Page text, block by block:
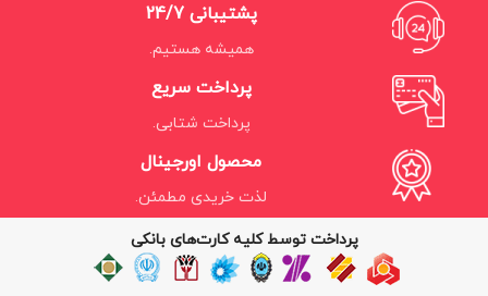
پشتیبانی 24/7
همیشه هستیم.
پرداخت سریع
پرداخت شتابی.
محصول اورجینال
لذت خریدی مطمئن.
پرداخت توسط کلیه کارت‌های بانکی